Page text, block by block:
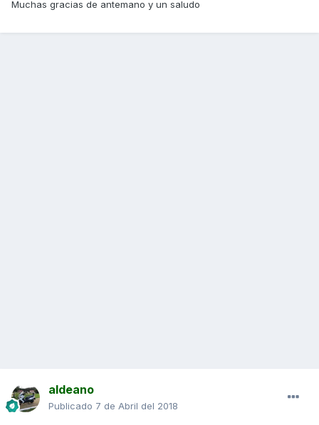
Muchas gracias de antemano y un saludo
aldeano
Publicado 7 de Abril del 2018